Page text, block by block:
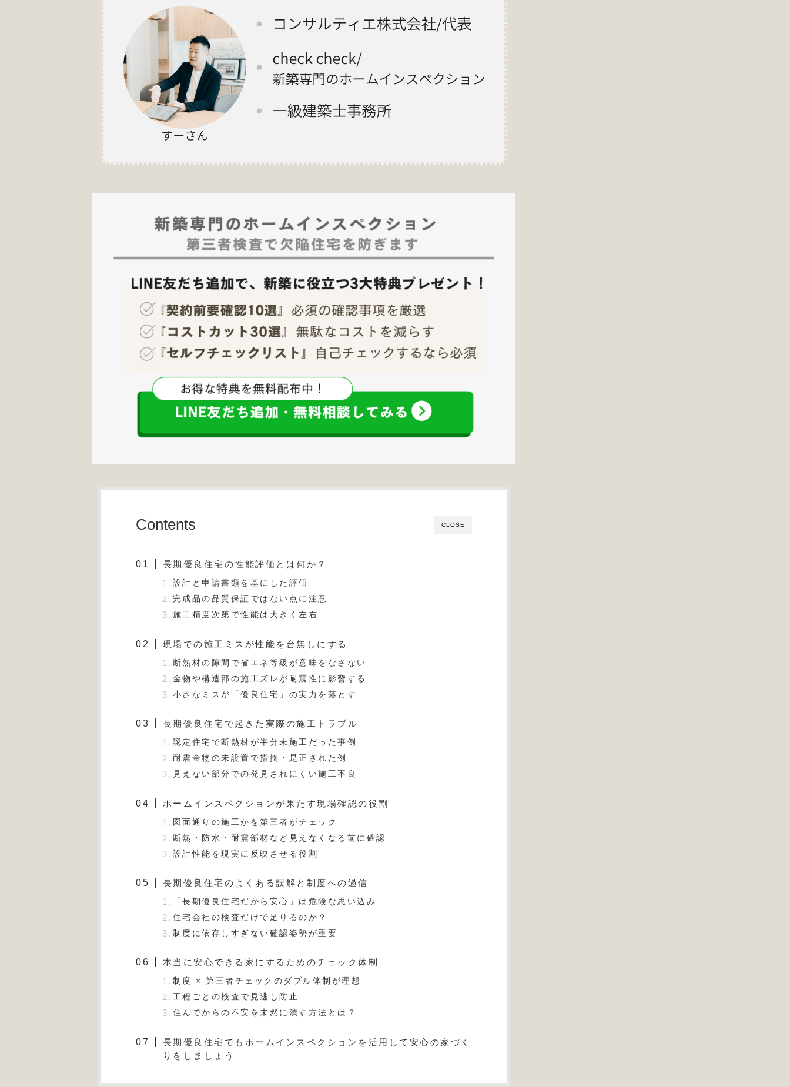
CLOSE
Contents
長期優良住宅の性能評価とは何か？
設計と申請書類を基にした評価
完成品の品質保証ではない点に注意
施工精度次第で性能は大きく左右
現場での施工ミスが性能を台無しにする
断熱材の隙間で省エネ等級が意味をなさない
金物や構造部の施工ズレが耐震性に影響する
小さなミスが「優良住宅」の実力を落とす
長期優良住宅で起きた実際の施工トラブル
認定住宅で断熱材が半分未施工だった事例
耐震金物の未設置で指摘・是正された例
見えない部分での発見されにくい施工不良
ホームインスペクションが果たす現場確認の役割
図面通りの施工かを第三者がチェック
断熱・防水・耐震部材など見えなくなる前に確認
設計性能を現実に反映させる役割
長期優良住宅のよくある誤解と制度への過信
「長期優良住宅だから安心」は危険な思い込み
住宅会社の検査だけで足りるのか？
制度に依存しすぎない確認姿勢が重要
本当に安心できる家にするためのチェック体制
制度 × 第三者チェックのダブル体制が理想
工程ごとの検査で見逃し防止
住んでからの不安を未然に潰す方法とは？
長期優良住宅でもホームインスペクションを活用して安心の家づく
りをしましょう